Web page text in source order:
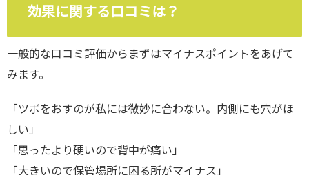
効果に関する口コミは？
一般的な口コミ評価からまずはマイナスポイントをあげて
みます。
「ツボをおすのが私には微妙に合わない。内側にも穴がほ
しい」
「思ったより硬いので背中が痛い」
「大きいので保管場所に困る所がマイナス」